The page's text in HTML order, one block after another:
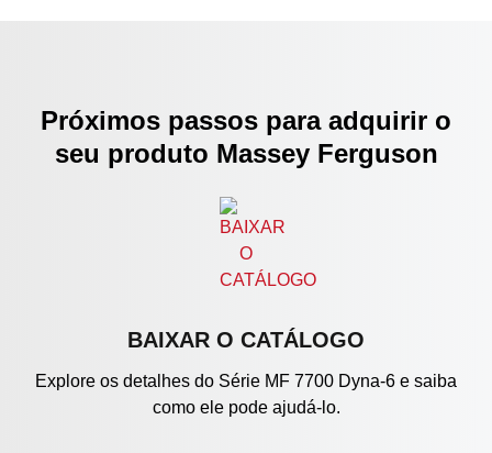
Próximos passos para adquirir o
seu produto Massey Ferguson
BAIXAR O CATÁLOGO
Explore os detalhes do Série MF 7700 Dyna-6 e saiba
como ele pode ajudá-lo.